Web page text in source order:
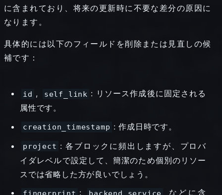
に含まれており、将来の更新時に不要な差分の原因に
なります。
具体的には以下のフィールドを削除または見直しの候
補です：
id , self_link : リソース作成後に固定される
属性です。
creation_timestamp : 作成日時です。
project : 各ブロックに頻出しますが、プロバ
イダレベルで設定して、簡潔のため個別のリソー
スでは省略した方が良いでしょう。
fingerprint : backend_service
などに含